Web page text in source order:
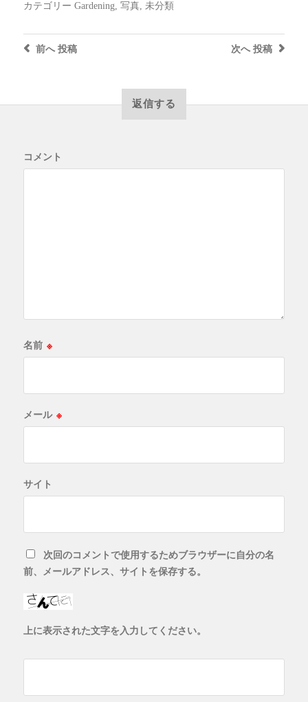
カテゴリー Gardening, 写真, 未分類
次へ 投稿
前へ投稿
返信する
コメント
名前 ※
メール ※
サイト
次回のコメントで使用するためブラウザーに自分の名
前、メールアドレス、サイトを保存する。
上に表示された文字を入力してください。